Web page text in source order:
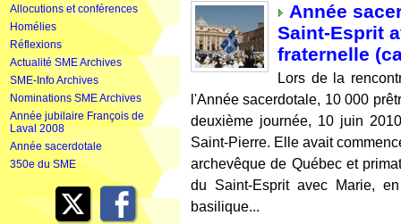
Allocutions et conférences
Homélies
Réflexions
Actualité SME Archives
SME-Info Archives
Nominations SME Archives
Année jubilaire François de
Laval 2008
Année sacerdotale
350e du SME
Année
Saint-Esprit
fraternelle
Lors de la
l'Année sacerdotale, 10 000
deuxième journée, 10 juin
Saint-Pierre. Elle avait
archevêque de Québec et
du Saint-Esprit avec Marie,
basilique...